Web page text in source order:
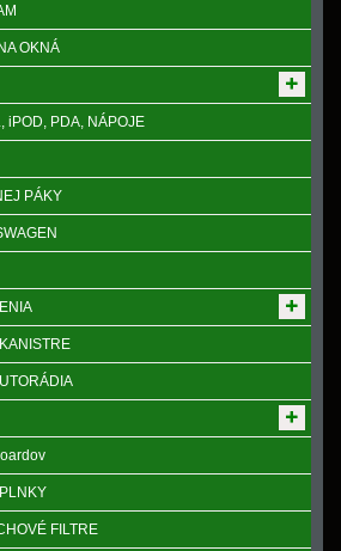
OKNÁ
iPOD, PDA, NÁPOJE
PÁKY
FILTRE